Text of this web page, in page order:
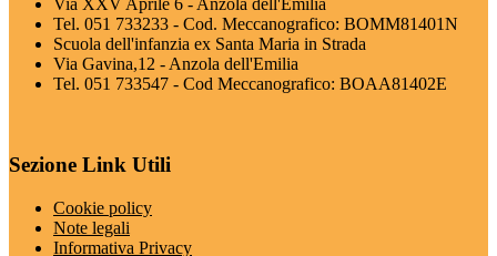
Via XXV Aprile 6 - Anzola dell'Emilia
Tel. 051 733233 - Cod. Meccanografico: BOMM81401N
Scuola dell'infanzia ex Santa Maria in Strada
Via Gavina,12 - Anzola dell'Emilia
Tel. 051 733547 - Cod Meccanografico: BOAA81402E
Sezione Link Utili
Cookie policy
Note legali
Informativa Privacy